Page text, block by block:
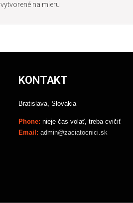
vytvorené na mieru
KONTAKT
Bratislava, Slovakia
Phone: nieje čas volať, treba cvičiť
Email: admin@zaciatocnici.sk